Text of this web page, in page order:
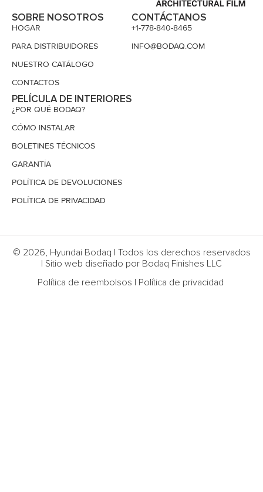
SOBRE NOSOTROS
HOGAR
PARA DISTRIBUIDORES
NUESTRO CATÁLOGO
CONTACTOS
PELÍCULA DE INTERIORES
¿POR QUÉ BODAQ?
CÓMO INSTALAR
BOLETINES TÉCNICOS
GARANTÍA
POLÍTICA DE DEVOLUCIONES
POLÍTICA DE PRIVACIDAD
CONTÁCTANOS
+1-778-840-8465
INFO@BODAQ.COM
© 2026, Hyundai Bodaq | Todos los derechos reservados
| Sitio web diseñado por Bodaq Finishes LLC
Política de reembolsos | Política de privacidad